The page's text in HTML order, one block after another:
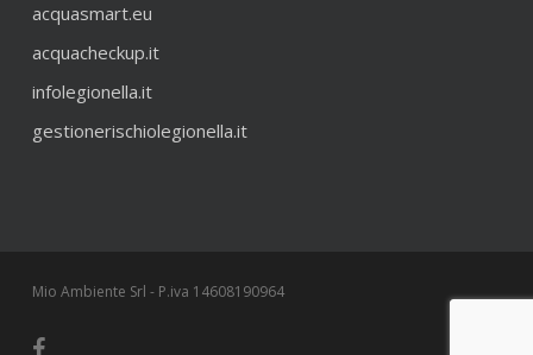
acquasmart.eu
acquacheckup.it
infolegionella.it
gestionerischiolegionella.it
Mio Ambiente Srl - P.iva 14608190964
facebook